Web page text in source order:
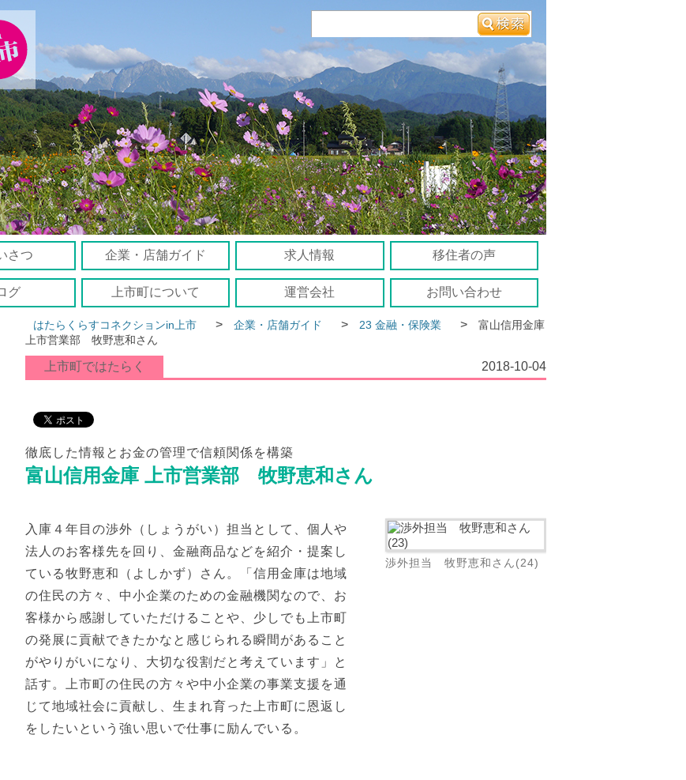
さつ 企業・店舗ガイド 求人情報 移住者の声
グ 上市町について 運営会社 お問い合わせ
はたらくらすコネクションin上市 > 企業・店舗ガイド > 23 金融・保険業 >
富山信用金庫
上市営業部 牧野恵和さん
上市町ではたらく 2018-10-04
徹底した情報とお金の管理で信頼関係を構築
富山信用金庫 上市営業部 牧野恵和さん
入庫４年目の渉外（しょうがい）担当として、個人や
法人のお客様先を回り、金融商品などを紹介・提案し
ている牧野恵和（よしかず）さん。「信用金庫は地域
の住民の方々、中小企業のための金融機関なので、お
客様から感謝していただけることや、少しでも上市町
の発展に貢献できたかなと感じられる瞬間があること
がやりがいになり、大切な役割だと考えています」と
話す。上市町の住民の方々や中小企業の事業支援を通
じて地域社会に貢献し、生まれ育った上市町に恩返し
をしたいという強い思いで仕事に励んでいる。
渉外担当 牧野恵和さん(24)